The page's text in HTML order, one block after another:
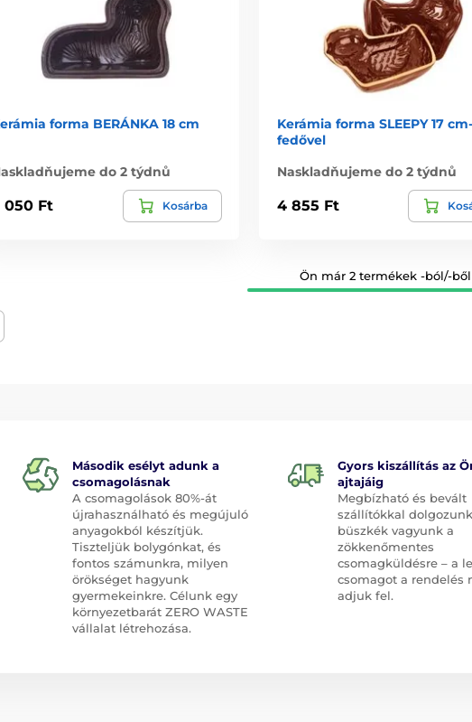
forma BERÁNKA 18 cm
do 2 týdnů
050 Ft Kosárba
Kerámia forma SLEEPY 17
fedővel
Naskladňujeme do 2 týdnů
4 855 Ft
Ön már 2 termékek -ból/-ből
Második esélyt adunk a
csomagolásnak
A csomagolások 80%-át
újrahasználható és megújuló
anyagokból készítjük.
Tiszteljük bolygónkat, és
fontos számunkra, milyen
örökséget hagyunk
gyermekeinkre. Célunk egy
környezetbarát ZERO WASTE
vállalat létrehozása.
Gyors kiszállítás az
ajtajáig
Megbízható és bevált
szállítókkal
büszkék vagyunk a
zökkenőmentes
csomagküldésre – a
csomagot a rendelés
adjuk fel.